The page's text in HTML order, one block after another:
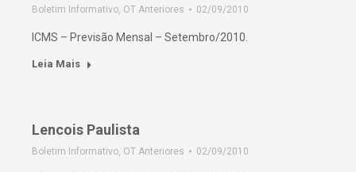
Boletim Informativo, OT Anteriores 02/09/2010
ICMS – Previsão Mensal – Setembro/2010.
Leia Mais
Lencois Paulista
Boletim Informativo, OT Anteriores 02/09/2010